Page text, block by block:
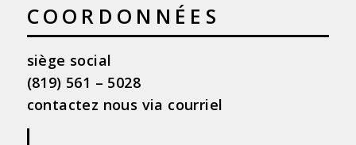
COORDONNÉES
siège social
(819) 561 – 5028
contactez nous via courriel